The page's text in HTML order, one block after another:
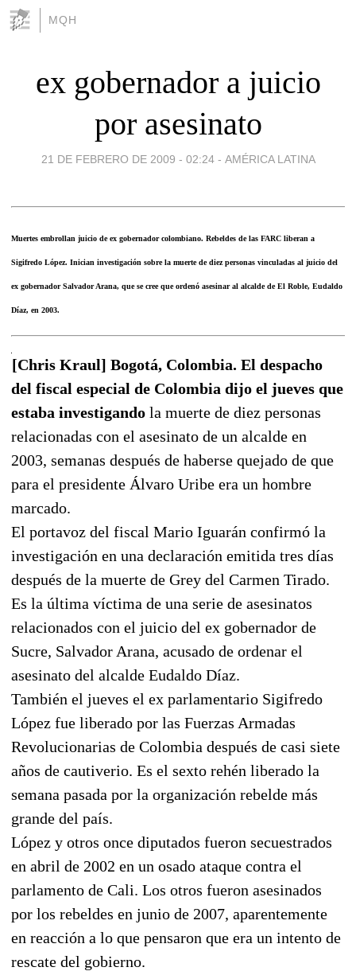
MQH
ex gobernador a juicio
por asesinato
21 DE FEBRERO DE 2009 - 02:24 - AMÉRICA LATINA
Muertes embrollan juicio de ex gobernador colombiano. Rebeldes de las FARC liberan a
Sigifredo López. Inician investigación sobre la muerte de diez personas vinculadas al juicio del
ex gobernador Salvador Arana, que se cree que ordenó asesinar al alcalde de El Roble, Eudaldo
Díaz, en 2003.
[Chris Kraul] Bogotá, Colombia. El despacho
del fiscal especial de Colombia dijo el jueves que
estaba investigando la muerte de diez personas
relacionadas con el asesinato de un alcalde en
2003, semanas después de haberse quejado de que
para el presidente Álvaro Uribe era un hombre
marcado.
El portavoz del fiscal Mario Iguarán confirmó la
investigación en una declaración emitida tres días
después de la muerte de Grey del Carmen Tirado.
Es la última víctima de una serie de asesinatos
relacionados con el juicio del ex gobernador de
Sucre, Salvador Arana, acusado de ordenar el
asesinato del alcalde Eudaldo Díaz.
También el jueves el ex parlamentario Sigifredo
López fue liberado por las Fuerzas Armadas
Revolucionarias de Colombia después de casi siete
años de cautiverio. Es el sexto rehén liberado la
semana pasada por la organización rebelde más
grande del país.
López y otros once diputados fueron secuestrados
en abril de 2002 en un osado ataque contra el
parlamento de Cali. Los otros fueron asesinados
por los rebeldes en junio de 2007, aparentemente
en reacción a lo que pensaron que era un intento de
rescate del gobierno.